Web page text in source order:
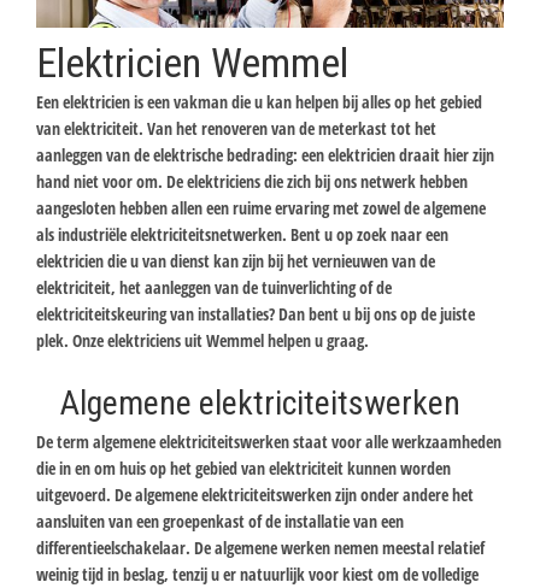
Elektricien Wemmel
Een elektricien is een vakman die u kan helpen bij alles op het gebied
van elektriciteit. Van het renoveren van de meterkast tot het
aanleggen van de elektrische bedrading: een elektricien draait hier zijn
hand niet voor om. De elektriciens die zich bij ons netwerk hebben
aangesloten hebben allen een ruime ervaring met zowel de algemene
als industriële elektriciteitsnetwerken. Bent u op zoek naar een
elektricien die u van dienst kan zijn bij het vernieuwen van de
elektriciteit, het aanleggen van de tuinverlichting of de
elektriciteitskeuring van installaties? Dan bent u bij ons op de juiste
plek. Onze elektriciens uit Wemmel helpen u graag.
Algemene elektriciteitswerken
De term algemene elektriciteitswerken staat voor alle werkzaamheden
die in en om huis op het gebied van elektriciteit kunnen worden
uitgevoerd. De algemene elektriciteitswerken zijn onder andere het
aansluiten van een groepenkast of de installatie van een
differentieelschakelaar. De algemene werken nemen meestal relatief
weinig tijd in beslag, tenzij u er natuurlijk voor kiest om de volledige